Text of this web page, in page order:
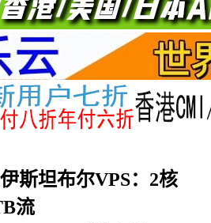
斯坦布尔VPS：2核
流